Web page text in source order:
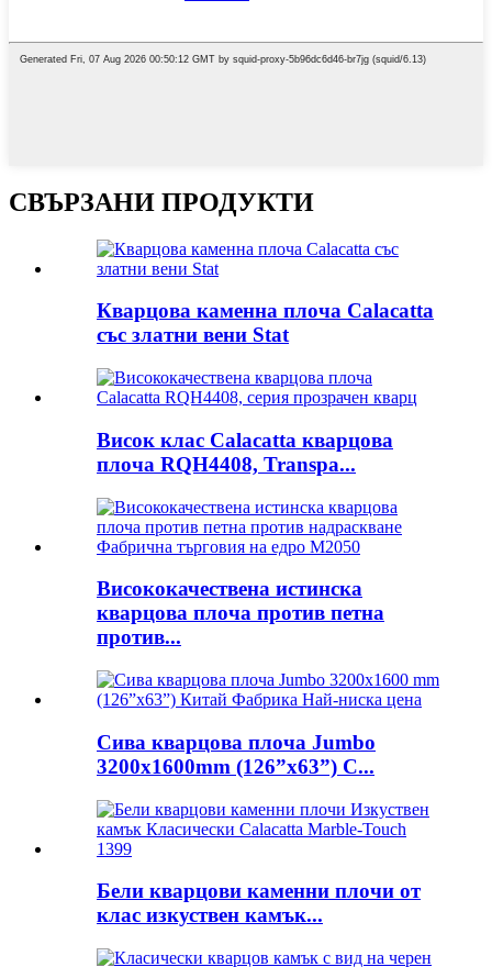
СВЪРЗАНИ ПРОДУКТИ
Кварцова каменна плоча Calacatta
със златни вени Stat
Висок клас Calacatta кварцова
плоча RQH4408, Transpa...
Висококачествена истинска
кварцова плоча против петна
против...
Сива кварцова плоча Jumbo
3200x1600mm (126”x63”) C...
Бели кварцови каменни плочи от
клас изкуствен камък...